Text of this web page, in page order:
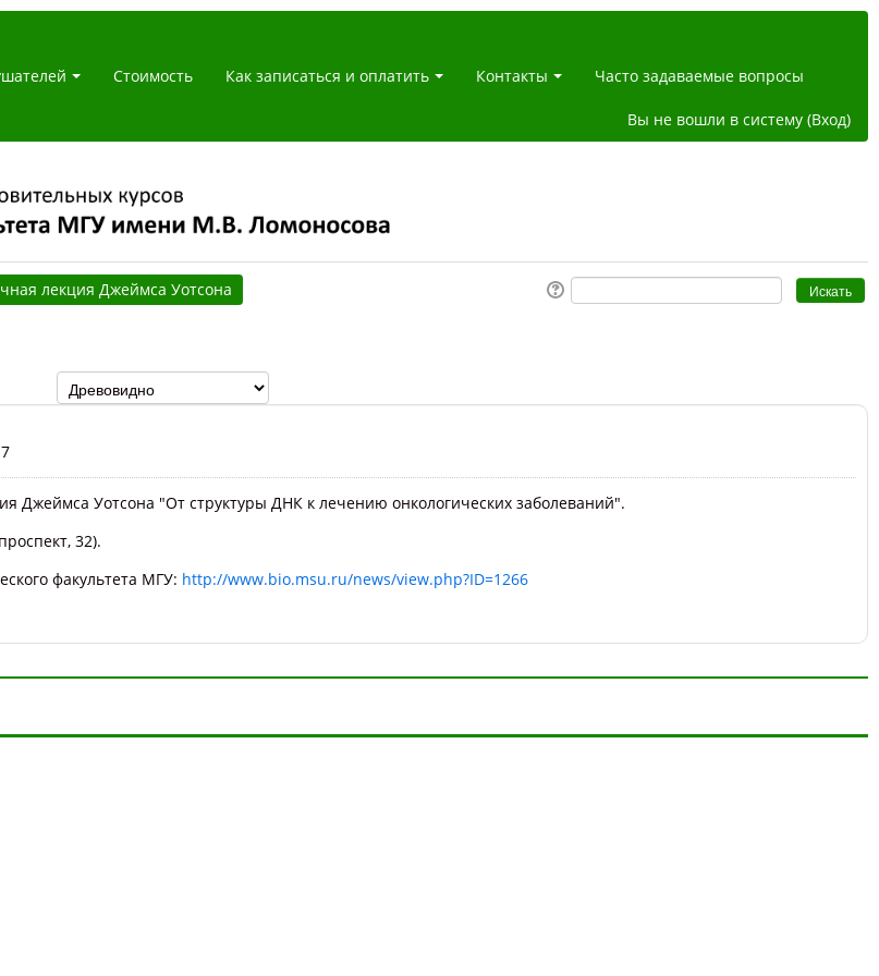
Стоимость Как записаться и оплатить Контакты Часто задаваемые вопросы
Вы не вошли в систему (Вход)
лекция Джеймса Уотсона
Джеймса Уотсона "От структуры ДНК к лечению онкологических заболеваний".
32).
факультета МГУ: http://www.bio.msu.ru/news/view.php?ID=1266